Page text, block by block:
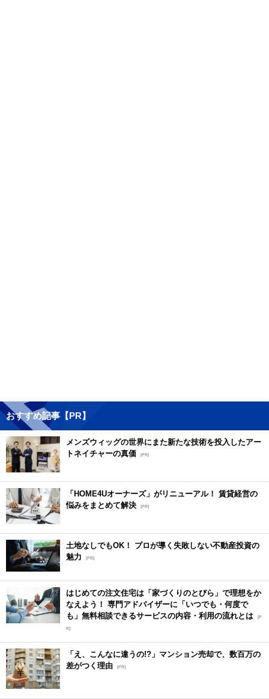
おすすめ記事【PR】
メンズウィッグの世界にまた新たな技術を投入したアー
トネイチャーの真価 [PR]
「HOME4Uオーナーズ」がリニューアル！ 賃貸経営の
悩みをまとめて解決 [PR]
土地なしでもOK！ プロが導く失敗しない不動産投資の
魅力
[PR]
はじめての注文住宅は「家づくりのとびら」で理想をか
なえよう！ 専門アドバイザーに「いつでも・何度で
も」無料相談できるサービスの内容・利用の流れとは [P
R]
「え、こんなに違うの!?」マンション売却で、数百万の
差がつく理由 [PR]